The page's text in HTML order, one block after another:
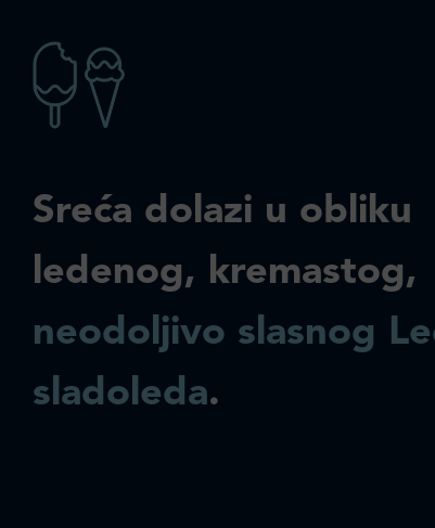
Sreća dolazi u obliku
ledenog, kremastog,
neodoljivo slasnog
sladoleda.